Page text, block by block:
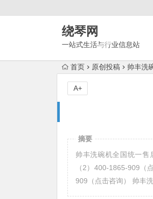
绕琴网
一站式生活与行业信息站
首页 原创投稿 帅丰洗
A+
摘要
帅丰洗碗机全国统一售
（2）400-1865-909（
909（点击咨询） 帅丰